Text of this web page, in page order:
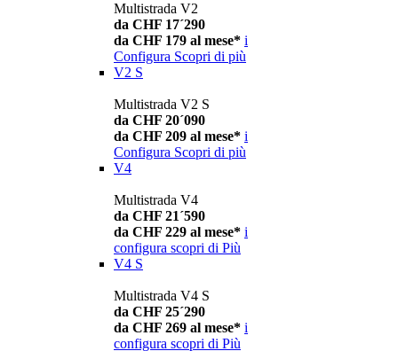
Multistrada V2
da CHF 17´290
da CHF 179 al mese* i
Configura Scopri di più
V2 S
Multistrada V2 S
da CHF 20´090
da CHF 209 al mese* i
Configura Scopri di più
V4
Multistrada V4
da CHF 21´590
da CHF 229 al mese* i
configura scopri di Più
V4 S
Multistrada V4 S
da CHF 25´290
da CHF 269 al mese* i
configura scopri di Più